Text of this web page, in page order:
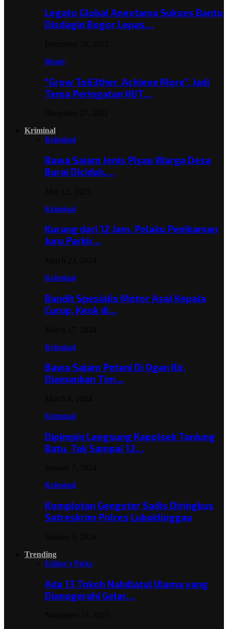
Legato Global Anextama Sukses Bantu
Disdagin Bogor Lepas…
Bisnis
“Grow To63ther, Achieve More”, Jadi
Tema Peringatan HUT…
Kriminal
Kriminal
Bawa Sajam Jenis Pisau Warga Desa
Burai Diciduk,…
Kriminal
Kurang dari 12 Jam, Pelaku Penikaman
Juru Parkir…
Kriminal
Bandit Spesialis Motor Asal Kepala
Curup, Keok di…
Kriminal
Bawa Sajam Petani Di Ogan Ilir,
Diamankan Tim…
Kriminal
Dipimpin Langsung Kapolsek Tanjung
Batu, Tak Sampai 12…
Kriminal
Komplotan Gengster Sadis Diringkus
Satreskrim Polres Lubuklinggau
Trending
Editor's Picks
Ada 13 Tokoh Nahdlatul Ulama yang
Dianugerahi Gelar…